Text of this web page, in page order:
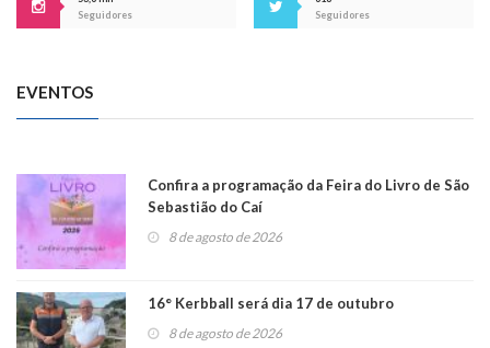
Seguidores
Seguidores
EVENTOS
Confira a programação da Feira do Livro de São
Sebastião do Caí
8 de agosto de 2026
16° Kerbball será dia 17 de outubro
8 de agosto de 2026